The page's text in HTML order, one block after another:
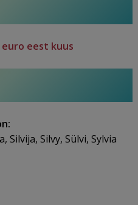
euro eest kuus
Silvija, Silvy, Sülvi, Sylvia